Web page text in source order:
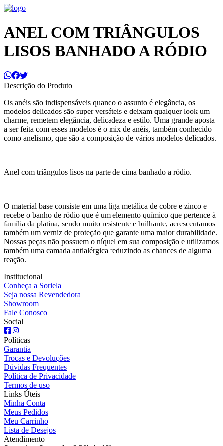
ANEL COM TRIÂNGULOS
LISOS BANHADO A RÓDIO
Descrição do Produto
Os anéis são indispensáveis quando o assunto é elegância, os
modelos delicados são super versáteis e deixam qualquer look um
charme, remetem elegância, delicadeza e estilo. Uma grande aposta
a ser feita com esses modelos é o mix de anéis, também conhecido
como anelismo, que são a composição de vários modelos delicados.
Anel com triângulos lisos na parte de cima banhado a ródio.
O material base consiste em uma liga metálica de cobre e zinco e
recebe o banho de ródio que é um elemento químico que pertence à
família da platina, sendo muito resistente e brilhante, acrescentamos
também um verniz de proteção que garante uma maior durabilidade.
Nossas peças não possuem o níquel em sua composição e utilizamos
também uma camada antialérgica reduzindo as chances de alguma
reação.
Institucional
Conheça a Soriela
Seja nossa Revendedora
Showroom
Fale Conosco
Social
Políticas
Garantia
Trocas e Devoluções
Dúvidas Frequentes
Política de Privacidade
Termos de uso
Links Úteis
Minha Conta
Meus Pedidos
Meu Carrinho
Lista de Desejos
Atendimento